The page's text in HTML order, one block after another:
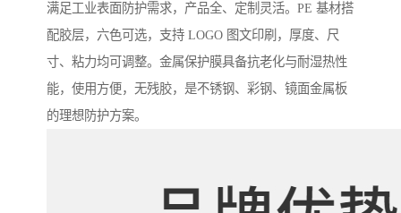
满足工业表面防护需求，产品全、定制灵活。PE 基材搭
配胶层，六色可选，支持 LOGO 图文印刷，厚度、尺
寸、粘力均可调整。金属保护膜具备抗老化与耐湿热性
能，使用方便，无残胶，是不锈钢、彩钢、镜面金属板
的理想防护方案。